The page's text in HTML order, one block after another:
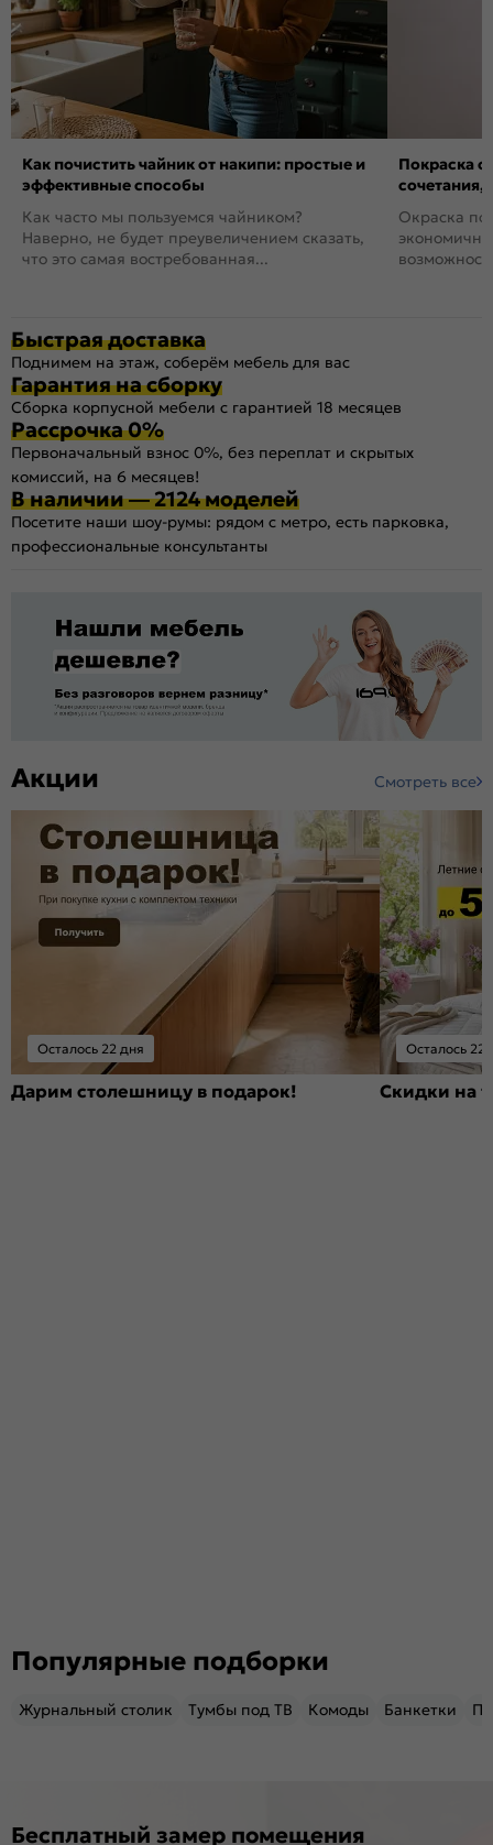
Как почистить чайник от накипи: простые и
эффективные способы
Как часто мы пользуемся чайником?
Наверно, не будет преувеличением сказать,
что это самая востребованная...
Покраска
сочетания,
Окраска
Быстрая доставка
Поднимем на этаж, соберём мебель для вас
Гарантия на сборку
Сборка корпусной мебели с гарантией 18 месяцев
Рассрочка 0%
Первоначальный взнос 0%, без переплат и скрытых
комиссий, на 6 месяцев!
В наличии — 2124 моделей
Посетите наши шоу-румы: рядом с метро, есть парковка,
профессиональные консультанты
Акции Смотреть все
Осталось 22 дня
Дарим столешницу в подарок!
Осталось 22
Скидки на
Популярные подборки
Журнальный столик Тумбы под ТВ Комоды Банкетки
Бесплатный замер помещения